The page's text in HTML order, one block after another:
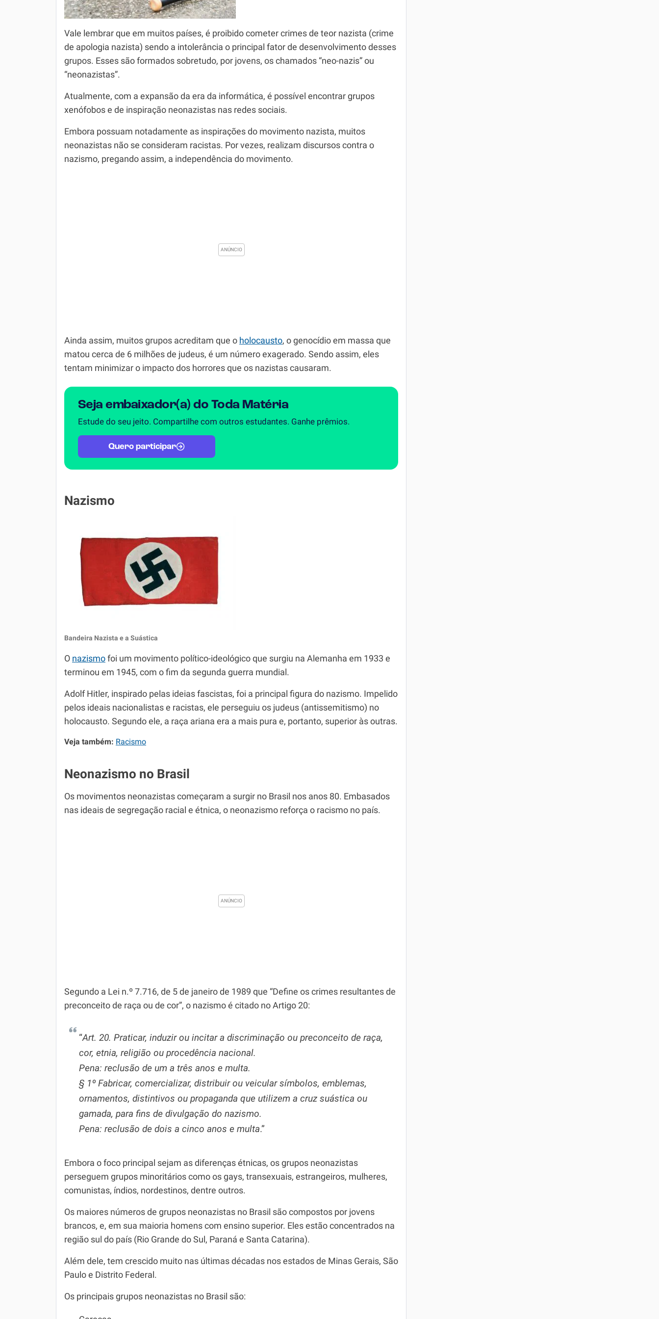
Vale lembrar que em muitos países, é proibido cometer crimes de teor nazista (crime
de apologia nazista) sendo a intolerância o principal fator de desenvolvimento desses
grupos. Esses são formados sobretudo, por jovens, os chamados “neo-nazis” ou
“neonazistas”.
Atualmente, com a expansão da era da informática, é possível encontrar grupos
xenófobos e de inspiração neonazistas nas redes sociais.
Embora possuam notadamente as inspirações do movimento nazista, muitos
neonazistas não se consideram racistas. Por vezes, realizam discursos contra o
nazismo, pregando assim, a independência do movimento.
Ainda assim, muitos grupos acreditam que o holocausto, o genocídio em massa que
matou cerca de 6 milhões de judeus, é um número exagerado. Sendo assim, eles
tentam minimizar o impacto dos horrores que os nazistas causaram.
Seja embaixador(a) do Toda Matéria
Estude do seu jeito. Compartilhe com outros estudantes. Ganhe prêmios.
Quero participar
Nazismo
Bandeira Nazista e a Suástica
O nazismo foi um movimento político-ideológico que surgiu na Alemanha em 1933 e
terminou em 1945, com o fim da segunda guerra mundial.
Adolf Hitler, inspirado pelas ideias fascistas, foi a principal figura do nazismo. Impelido
pelos ideais nacionalistas e racistas, ele perseguiu os judeus (antissemitismo) no
holocausto. Segundo ele, a raça ariana era a mais pura e, portanto, superior às outras.
Veja também: Racismo
Neonazismo no Brasil
Os movimentos neonazistas começaram a surgir no Brasil nos anos 80. Embasados
nas ideais de segregação racial e étnica, o neonazismo reforça o racismo no país.
Segundo a Lei n.º 7.716, de 5 de janeiro de 1989 que “Define os crimes resultantes de
preconceito de raça ou de cor”, o nazismo é citado no Artigo 20:
“Art. 20. Praticar, induzir ou incitar a discriminação ou preconceito de raça,
cor, etnia, religião ou procedência nacional.
Pena: reclusão de um a três anos e multa.
§ 1º Fabricar, comercializar, distribuir ou veicular símbolos, emblemas,
ornamentos, distintivos ou propaganda que utilizem a cruz suástica ou
gamada, para fins de divulgação do nazismo.
Pena: reclusão de dois a cinco anos e multa.”
Embora o foco principal sejam as diferenças étnicas, os grupos neonazistas
perseguem grupos minoritários como os gays, transexuais, estrangeiros, mulheres,
comunistas, índios, nordestinos, dentre outros.
Os maiores números de grupos neonazistas no Brasil são compostos por jovens
brancos, e, em sua maioria homens com ensino superior. Eles estão concentrados na
região sul do país (Rio Grande do Sul, Paraná e Santa Catarina).
Além dele, tem crescido muito nas últimas décadas nos estados de Minas Gerais, São
Paulo e Distrito Federal.
Os principais grupos neonazistas no Brasil são: